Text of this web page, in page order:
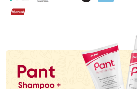
Hipercard
Promoção em Destaque